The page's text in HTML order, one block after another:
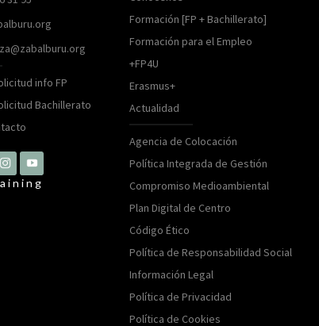
info FP
Bachillerato
Formación [FP + Bachillerato]
Formación para el Empleo
+FP4U
Erasmus+
Actualidad
Agencia de Colocación
Política Integrada de Gestión
Compromiso Medioambiental
Plan Digital de Centro
Código Ético
Política de Responsabilidad Social
Información Legal
Política de Privacidad
Política de Cookies